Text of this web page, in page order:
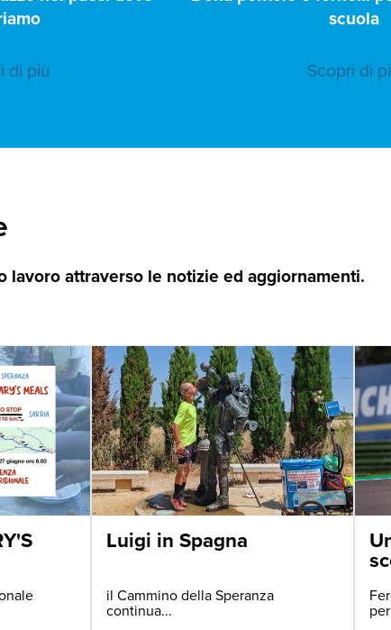
di più
scuola
Scopri di
lavoro attraverso le notizie ed aggiornamenti.
Luigi in Spagna
il Cammino della Speranza
continua...